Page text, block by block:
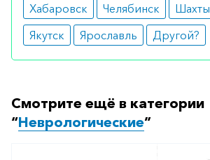
Хабаровск
Челябинск Шахты
Якутск
Ярославль Другой?
Смотрите ещё в категории
“Неврологические”